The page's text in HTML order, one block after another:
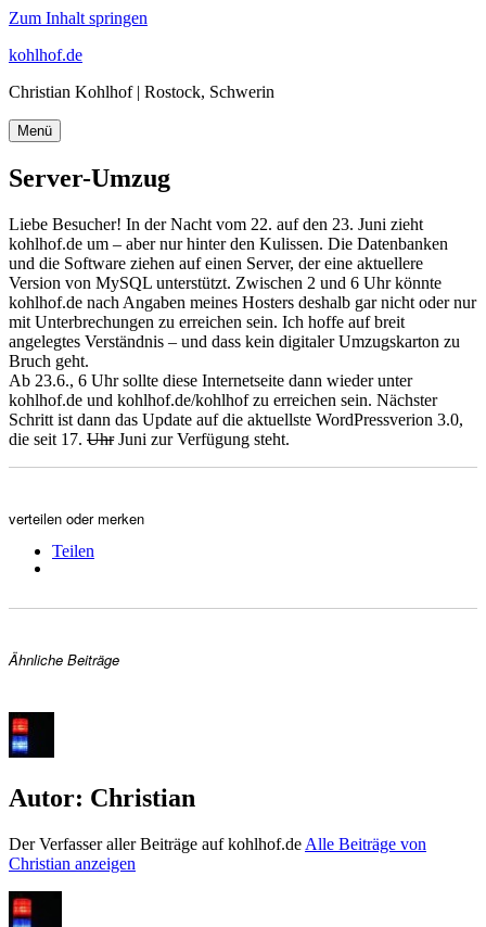
Zum Inhalt springen
kohlhof.de
Christian Kohlhof | Rostock, Schwerin
Menü
Server-Umzug
Liebe Besucher! In der Nacht vom 22. auf den 23. Juni zieht
kohlhof.de um – aber nur hinter den Kulissen. Die Datenbanken
und die Software ziehen auf einen Server, der eine aktuellere
Version von MySQL unterstützt. Zwischen 2 und 6 Uhr könnte
kohlhof.de nach Angaben meines Hosters deshalb gar nicht oder nur
mit Unterbrechungen zu erreichen sein. Ich hoffe auf breit
angelegtes Verständnis – und dass kein digitaler Umzugskarton zu
Bruch geht.
Ab 23.6., 6 Uhr sollte diese Internetseite dann wieder unter
kohlhof.de und kohlhof.de/kohlhof zu erreichen sein. Nächster
Schritt ist dann das Update auf die aktuellste WordPressverion 3.0,
die seit 17. UhrJuni zur Verfügung steht.
verteilen oder merken
Teilen
Ähnliche Beiträge
Autor: Christian
Der Verfasser aller Beiträge auf kohlhof.de Alle Beiträge von
Christian anzeigen